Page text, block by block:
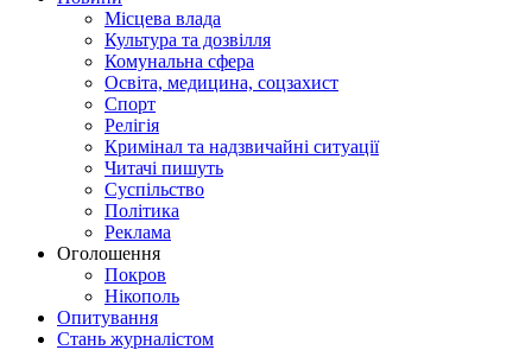
Місцева влада
Культура та дозвілля
Комунальна сфера
Освіта, медицина, соцзахист
Спорт
Релігія
Кримінал та надзвичайні ситуації
Читачі пишуть
Суспільство
Політика
Реклама
Оголошення
Покров
Нікополь
Опитування
Стань журналістом